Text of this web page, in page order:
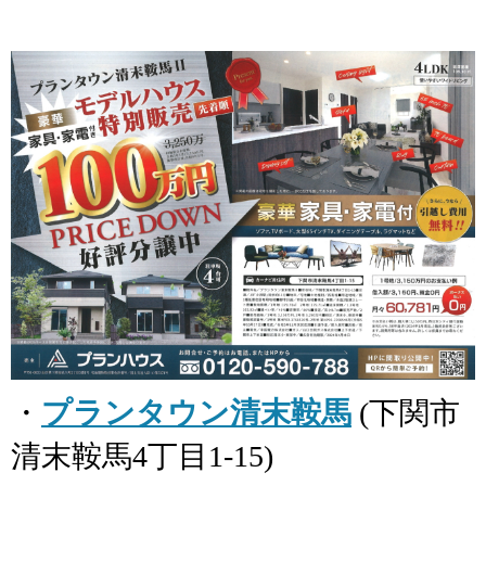
・ プランタウン清末鞍馬 (下関市
清末鞍馬4丁目1-15)